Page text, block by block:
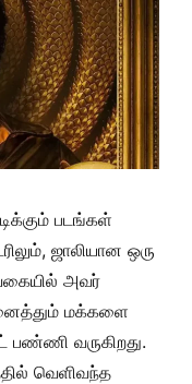
படங்கள்
ஜாலியான ஒரு
அவர்
மக்களை
பண்ணி வருகிறது.
வெளிவந்த